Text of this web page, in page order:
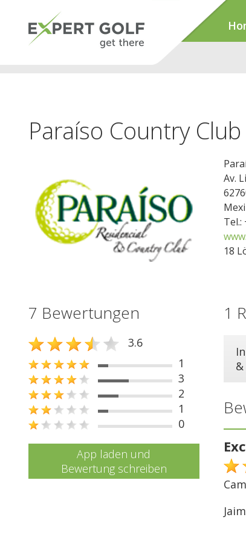
Paraíso Country Club
Av.
Tel.:
18
7 Bewertungen
3.6
1
3
2
1
0
App laden und
Bewertung schreiben
1